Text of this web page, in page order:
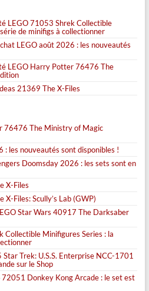
LEGO 71053 Shrek Collectible
de minifigs à collectionner
LEGO août 2026 : les nouveautés
LEGO Harry Potter 76476 The
21369 The X-Files
76476 The Ministry of Magic
: les nouveautés sont disponibles !
Doomsday 2026 : les sets sont en
X-Files
Files: Scully’s Lab (GWP)
Star Wars 40917 The Darksaber
Collectible Minifigures Series : la
Trek: U.S.S. Enterprise NCC-1701
sur le Shop
Donkey Kong Arcade : le set est